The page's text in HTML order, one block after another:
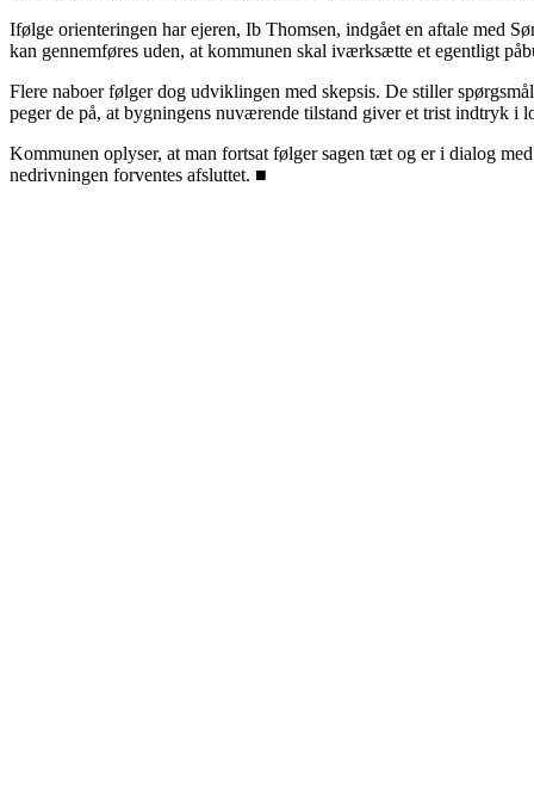
Ifølge orienteringen har ejeren, Ib Thomsen, indgået en aftale med
kan gennemføres uden, at kommunen skal iværksætte et egentligt
Flere naboer følger dog udviklingen med skepsis. De stiller
peger de på, at bygningens nuværende tilstand giver et trist indtryk i
Kommunen oplyser, at man fortsat følger sagen tæt og er i dialog
nedrivningen forventes afsluttet. ■